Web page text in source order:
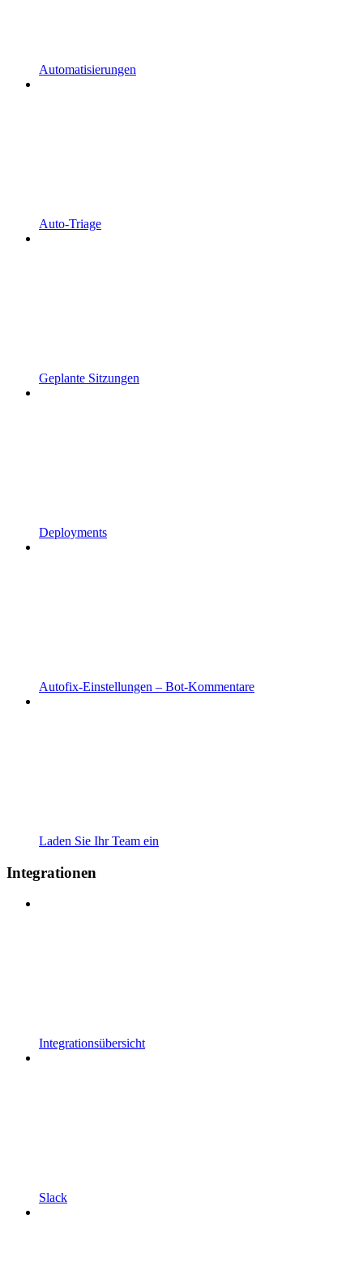
Automatisierungen
Auto-Triage
Geplante Sitzungen
Deployments
Autofix-Einstellungen – Bot-Kommentare
Laden Sie Ihr Team ein
Integrationen
Integrationsübersicht
Slack